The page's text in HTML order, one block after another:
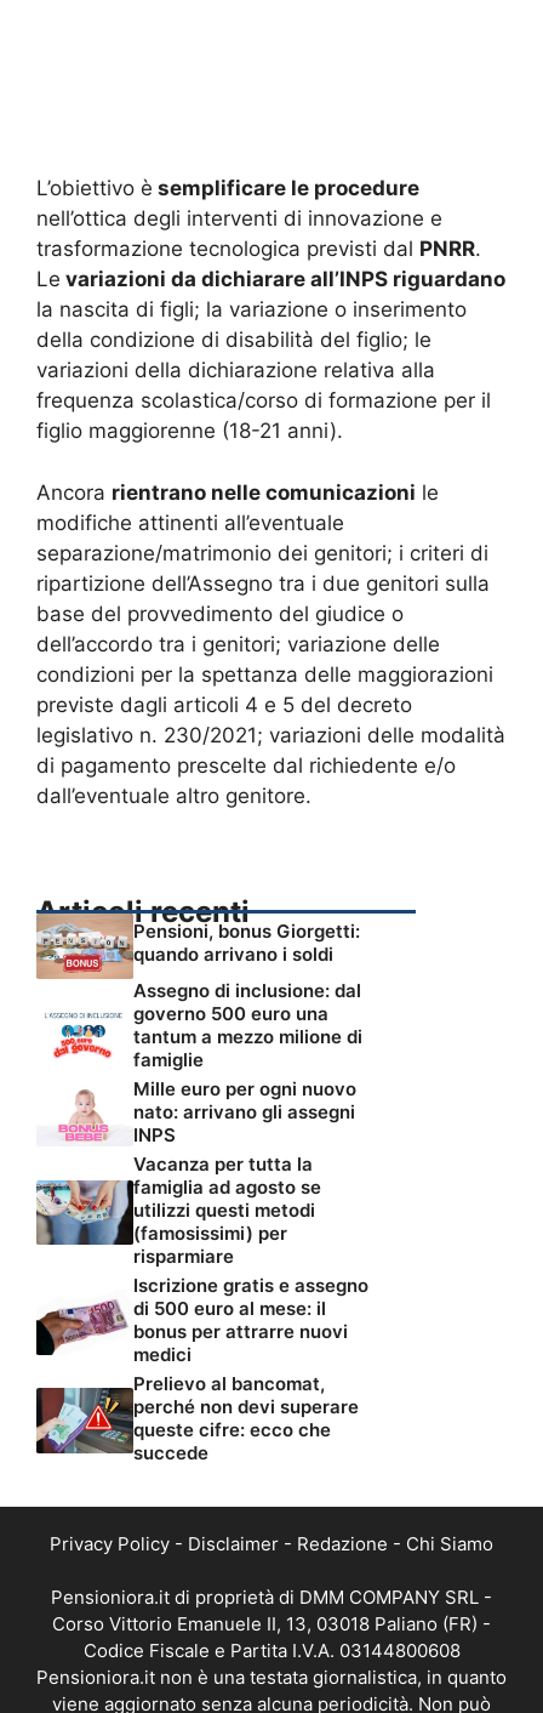
L’obiettivo è semplificare le procedure
nell’ottica degli interventi di innovazione e
trasformazione tecnologica previsti dal PNRR.
Le variazioni da dichiarare all’INPS riguardano
la nascita di figli; la variazione o inserimento
della condizione di disabilità del figlio; le
variazioni della dichiarazione relativa alla
frequenza scolastica/corso di formazione per il
figlio maggiorenne (18-21 anni).
Ancora rientrano nelle comunicazioni le
modifiche attinenti all’eventuale
separazione/matrimonio dei genitori; i criteri di
ripartizione dell’Assegno tra i due genitori sulla
base del provvedimento del giudice o
dell’accordo tra i genitori; variazione delle
condizioni per la spettanza delle maggiorazioni
previste dagli articoli 4 e 5 del decreto
legislativo n. 230/2021; variazioni delle modalità
di pagamento prescelte dal richiedente e/o
dall’eventuale altro genitore.
Articoli recenti
Pensioni, bonus Giorgetti:
quando arrivano i soldi
Assegno di inclusione: dal
governo 500 euro una
tantum a mezzo milione di
famiglie
Mille euro per ogni nuovo
nato: arrivano gli assegni
INPS
Vacanza per tutta la
famiglia ad agosto se
utilizzi questi metodi
(famosissimi) per
risparmiare
Iscrizione gratis e assegno
di 500 euro al mese: il
bonus per attrarre nuovi
medici
Prelievo al bancomat,
perché non devi superare
queste cifre: ecco che
succede
Privacy Policy - Disclaimer - Redazione - Chi Siamo
Pensioniora.it di proprietà di DMM COMPANY SRL -
Corso Vittorio Emanuele II, 13, 03018 Paliano (FR) -
Codice Fiscale e Partita I.V.A. 03144800608
Pensioniora.it non è una testata giornalistica, in quanto
viene aggiornato senza alcuna periodicità. Non può